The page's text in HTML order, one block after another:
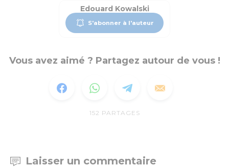
Edouard Kowalski
S'abonner à l'auteur
Vous avez aimé ? Partagez autour de vous !
152 PARTAGES
Laisser un commentaire